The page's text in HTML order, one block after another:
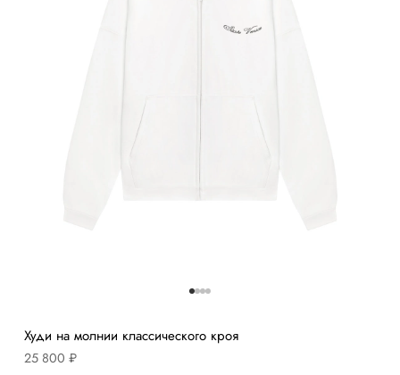
Худи на молнии классического кроя
25 800 ₽